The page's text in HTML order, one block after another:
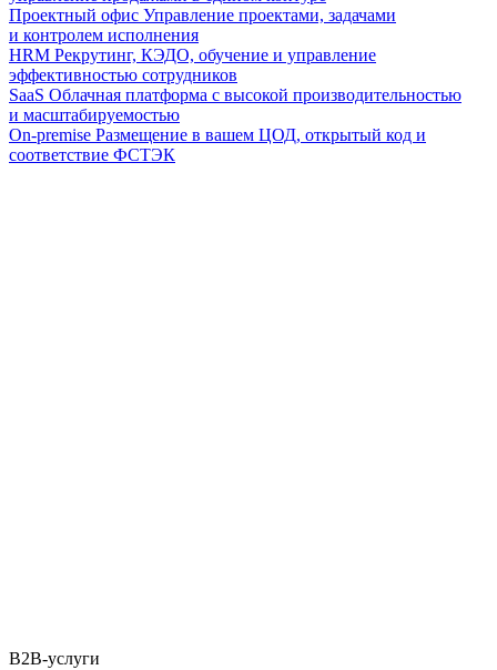
Проектный офис Управление проектами, задачами
и контролем исполнения
HRM Рекрутинг, КЭДО, обучение и управление
эффективностью сотрудников
SaaS Облачная платформа с высокой производительностью
и масштабируемостью
On-premise Размещение в вашем ЦОД, открытый код и
соответствие ФСТЭК
B2B-услуги